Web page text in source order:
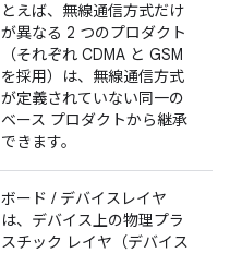
とえば、無線通信方式だけ
が異なる 2 つのプロダクト
（それぞれ CDMA と GSM
を採用）は、無線通信方式
が定義されていない同一の
ベース プロダクトから継承
できます。
ボード / デバイスレイヤ
は、デバイス上の物理プラ
スチック レイヤ（デバイス